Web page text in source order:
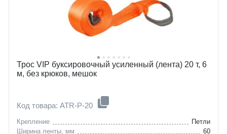
Трос VIP буксировочный усиленный (лента) 20 т, 6
м, без крюков, мешок
Код товара: ATR-P-20
Крепление
Петли
Ширина ленты, мм
60